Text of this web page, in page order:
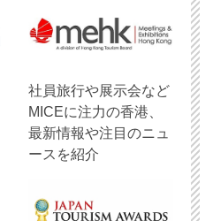
社員旅行や展示会など
MICEに注力の香港、
最新情報や注目のニュ
ースを紹介